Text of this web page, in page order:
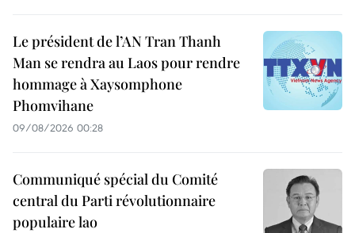
Le président de l’AN Tran Thanh
Man se rendra au Laos pour rendre
hommage à Xaysomphone
Phomvihane
09/08/2026 00:28
Communiqué spécial du Comité
central du Parti révolutionnaire
populaire lao